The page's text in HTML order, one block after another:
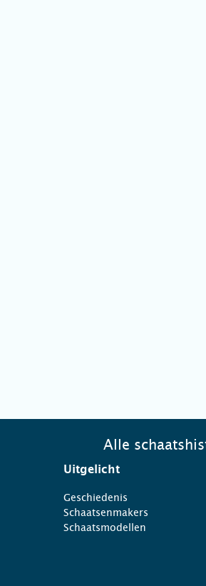
Alle
Uitgelicht
Geschiedenis
Schaatsenmakers
Schaatsmodellen